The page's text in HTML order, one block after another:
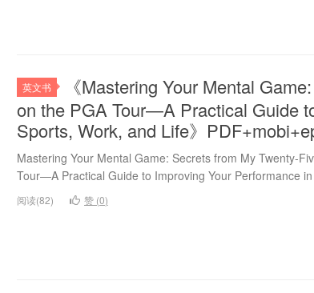
英文书
《Mastering Your Mental
on the PGA Tour―A Practical Guide
Sports, Work, and Life》
Mastering Your Mental Game: Secrets from My Twenty-
Tour―A Practical Guide to Improving Your Performance
阅读(82) 赞 (0)